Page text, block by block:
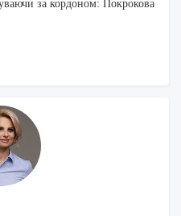
за кордоном: Покрокова